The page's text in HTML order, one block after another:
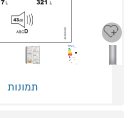
תמונות